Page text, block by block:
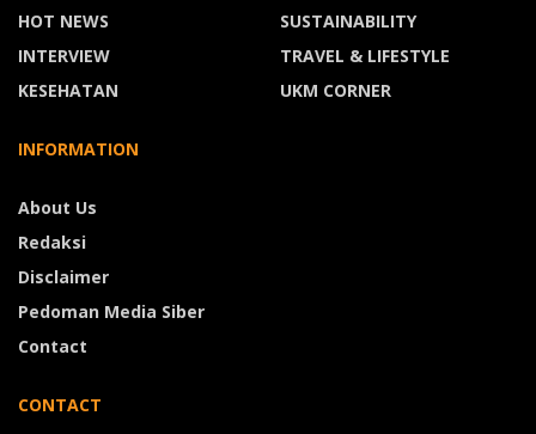
HOT NEWS
INTERVIEW
KESEHATAN
SUSTAINABILITY
TRAVEL & LIFESTYLE
UKM CORNER
INFORMATION
About Us
Redaksi
Disclaimer
Pedoman Media Siber
Contact
CONTACT